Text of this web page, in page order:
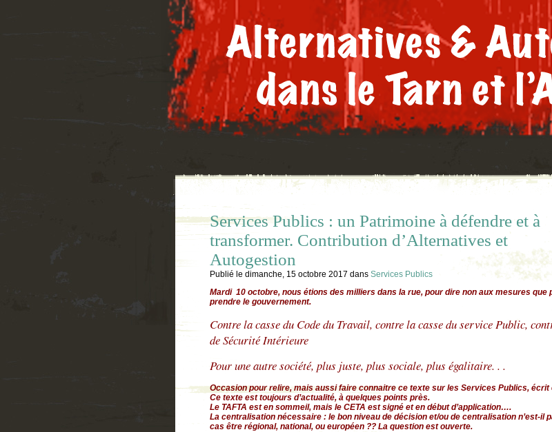
Services Publics : un Patrimoine à défendre et à
transformer. Contribution d’Alternatives et
Autogestion
Publié le dimanche, 15 octobre 2017 dans Services Publics
Mardi 10 octobre, nous étions des milliers dans la rue, pour dire non aux mesures que
prendre le gouvernement.
Contre la casse du Code du Travail, contre la casse du service Public,
de Sécurité Intérieure
Pour une autre société, plus juste, plus sociale, plus égalitaire. . .
Occasion pour relire, mais aussi faire connaitre ce texte sur les Services Publics, écrit
Ce texte est toujours d’actualité, à quelques points près.
Le TAFTA est en sommeil, mais le CETA est signé et en début d’application….
La centralisation nécessaire : le bon niveau de décision et/ou de centralisation n’est-il
cas être régional, national, ou européen ?? La question est ouverte.